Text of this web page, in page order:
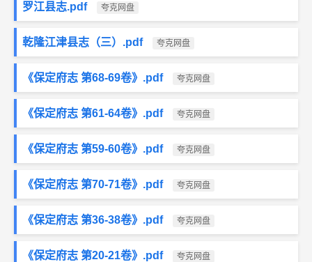
罗江县志.pdf 夸克网盘
乾隆江津县志（三）.pdf 夸克网盘
《保定府志 第68-69卷》.pdf 夸克网盘
《保定府志 第61-64卷》.pdf 夸克网盘
《保定府志 第59-60卷》.pdf 夸克网盘
《保定府志 第70-71卷》.pdf 夸克网盘
《保定府志 第36-38卷》.pdf 夸克网盘
《保定府志 第20-21卷》.pdf 夸克网盘